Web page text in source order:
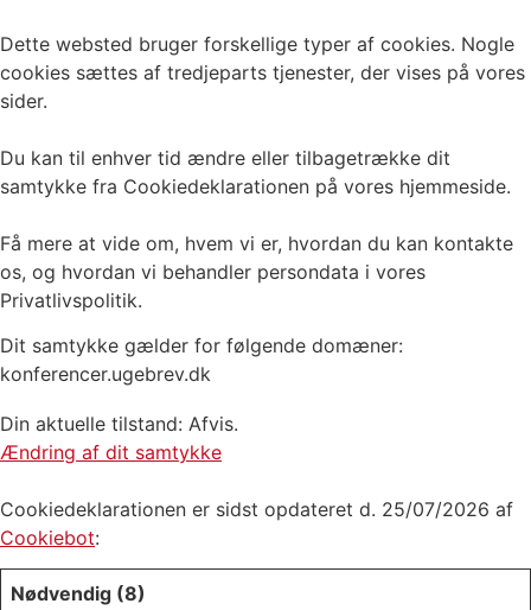
Dette websted bruger forskellige typer af cookies. Nogle
cookies sættes af tredjeparts tjenester, der vises på vores
sider.
Du kan til enhver tid ændre eller tilbagetrække dit
samtykke fra Cookiedeklarationen på vores hjemmeside.
Få mere at vide om, hvem vi er, hvordan du kan kontakte
os, og hvordan vi behandler persondata i vores
Privatlivspolitik.
Dit samtykke gælder for følgende domæner:
konferencer.ugebrev.dk
Din aktuelle tilstand: Afvis.
Ændring af dit samtykke
Cookiedeklarationen er sidst opdateret d. 25/07/2026 af
Cookiebot:
Nødvendig (8)